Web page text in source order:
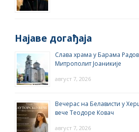
Најаве догађаја
Слава храма у Барама
Митрополит Јоаникије
август 7, 2026
Вечерас на Белависти у
вече Теодоре Ковач
август 7, 2026